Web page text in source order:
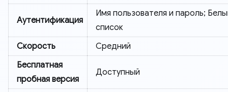
Аутентификация
Имя пользователя и пароль;
список
Скорость
Средний
Бесплатная
пробная версия
Доступный